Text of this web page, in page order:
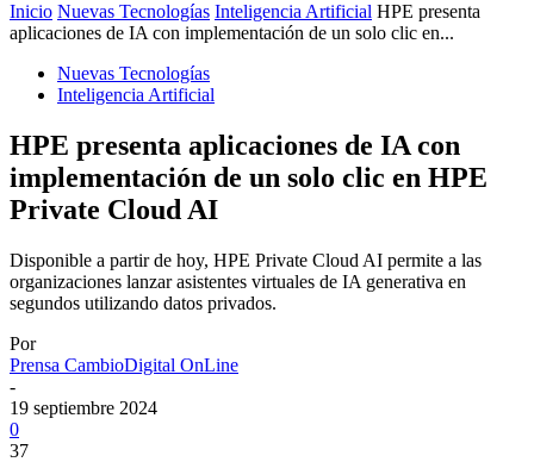
Inicio Nuevas Tecnologías Inteligencia Artificial HPE presenta
aplicaciones de IA con implementación de un solo clic en...
Nuevas Tecnologías
Inteligencia Artificial
HPE presenta aplicaciones de IA con
implementación de un solo clic en HPE
Private Cloud AI
Disponible a partir de hoy, HPE Private Cloud AI permite a las
organizaciones lanzar asistentes virtuales de IA generativa en
segundos utilizando datos privados.
Por
Prensa CambioDigital OnLine
-
19 septiembre 2024
0
37